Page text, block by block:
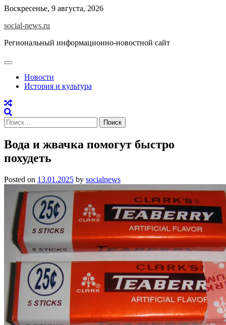
Skip
content
Воскресенье, 9 августа, 2026
social-news.ru
Региональный информационно-новостной сайт
Новости
История и культура
Найти:
Вода и жвачка помогут быстро
похудеть
Posted on 13.01.2025 by socialnews